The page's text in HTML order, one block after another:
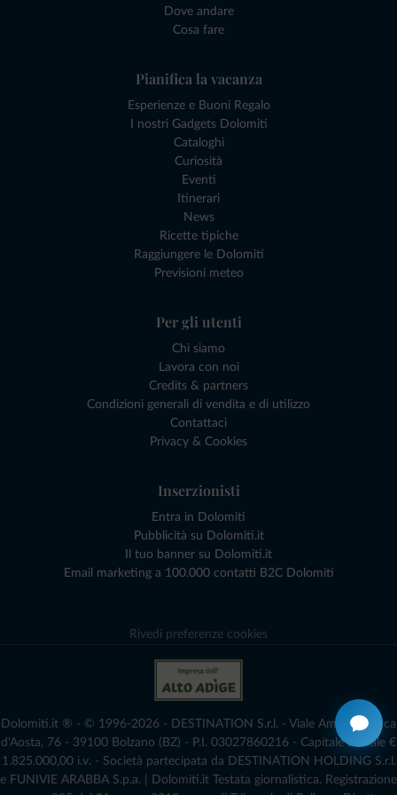
Dove andare
Cosa fare
Pianifica la vacanza
Esperienze e Buoni Regalo
I nostri Gadgets Dolomiti
Cataloghi
Curiosità
Eventi
Itinerari
News
Ricette tipiche
Raggiungere le Dolomiti
Previsioni meteo
Per gli utenti
Chi siamo
Lavora con noi
Credits & partners
Condizioni generali di vendita e di utilizzo
Contattaci
Privacy & Cookies
Inserzionisti
Entra in Dolomiti
Pubblicità su Dolomiti.it
Il tuo banner su Dolomiti.it
Email marketing a 100.000 contatti B2C Dolomiti
Rivedi preferenze cookies
Dolomiti.it ® - © 1996-2026 - DESTINATION S.r.l. - Viale Amedeo Duca
d'Aosta, 76 - 39100 Bolzano (BZ) - P.I. 03027860216 - Capitale Sociale €
1.825.000,00 i.v. - Società partecipata da DESTINATION HOLDING S.r.l.
e FUNIVIE ARABBA S.p.a. | Dolomiti.it Testata giornalistica. Registrazione